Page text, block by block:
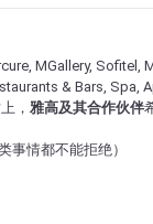
MGallery, Sofitel,
& Bars, Spa,
， 雅高及其合作伙伴
事情都不能拒绝）